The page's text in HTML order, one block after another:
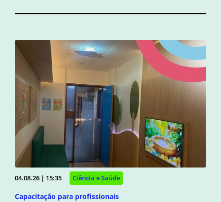
04.08.26 | 15:35 Ciência e Saúde
Capacitação para profissionais